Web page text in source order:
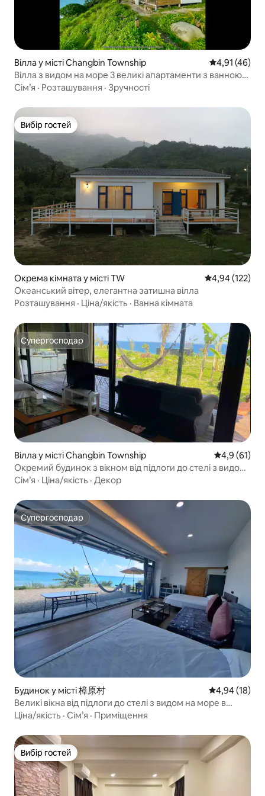
Вілла у місті Changbin Township Середня
4,91 (46)
Вілла з видом на море 3 великі апартаменти з ванною
басейном барбекю прогулянки до пляжу дивитися на
можна з тваринами
Сім’я · Розташування · Зручності
Вибір гостей
Вибір гостей
Окрема кімната у місті TW Середня
4,94 (122)
Океанський вітер, елегантна затишна вілла
Розташування · Ціна/якість · Ванна кімната
Супергосподар
Супергосподар
Вілла у місті Changbin Township Середня
4,9 (61)
Окремий будинок з вікном від підлоги до стелі з видом
на море для 4 осіб. Будь ласка, перегляньте опис
Сім’я · Ціна/якість · Декор
Супергосподар
Супергосподар
Будинок у місті 樟原村 Середня
4,94 (18)
Великі вікна від підлоги до стелі з видом на море в
першому ряду для чотирьох осіб
Ціна/якість · Сім’я · Приміщення
Вибір гостей
Вибір гостей